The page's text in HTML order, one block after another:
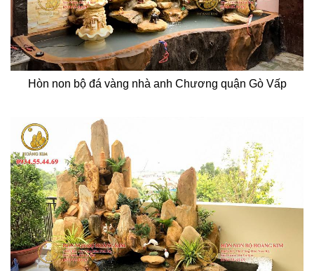
Hòn non bộ đá vàng nhà anh Chương quận Gò Vấp